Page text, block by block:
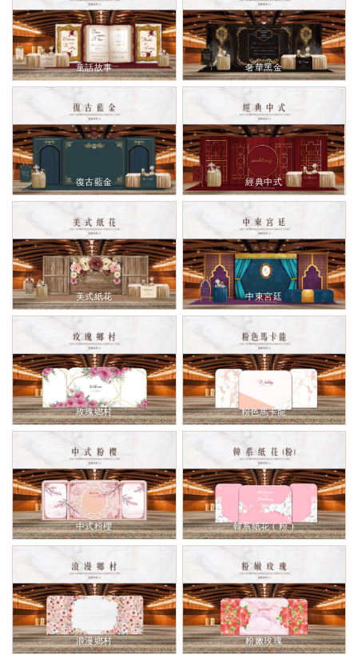
童話故事 奢華黑金
復古藍金 經典中式
美式紙花 中東宮廷
玫瑰鄉村 粉色馬卡龍
中式粉櫻 韓系紙花 ( 粉 )
浪漫鄉村 粉嫩玫瑰